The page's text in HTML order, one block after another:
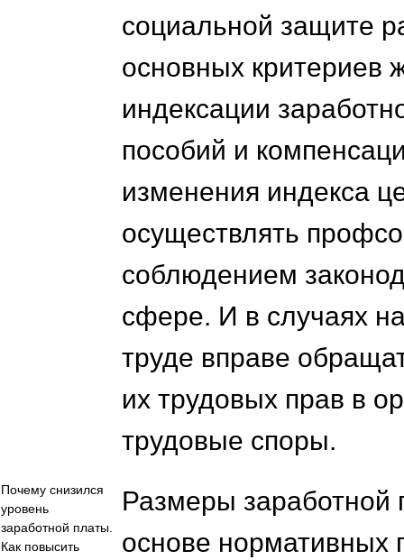
социальной защите
основных критериев
индексации
пособий и
изменения индекса
осуществлять
соблюдением
сфере. И в случаях
труде вправе
их трудовых прав в
трудовые споры.
Почему снизился
уровень
заработной платы.
Как повысить
Размеры заработной
основе нормативных